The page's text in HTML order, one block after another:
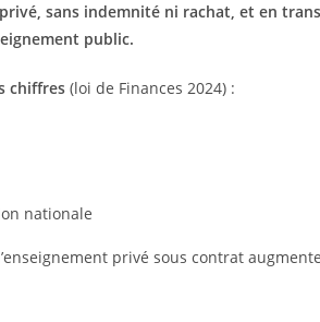
sans indemnité ni rachat, et en
public.
chiffres (loi de Finances 2024) :
nationale
privé sous contrat